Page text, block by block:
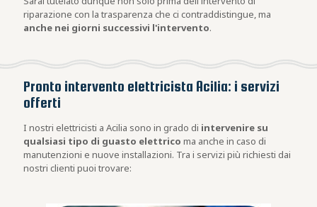
riparazione con la trasparenza che ci contraddistingue, ma
anche nei giorni successivi l'intervento.
Pronto intervento elettricista Acilia: i servizi
offerti
I nostri elettricisti a Acilia sono in grado di intervenire su
qualsiasi tipo di guasto elettrico ma anche in caso di
manutenzioni e nuove installazioni. Tra i servizi più richiesti dai
nostri clienti puoi trovare: